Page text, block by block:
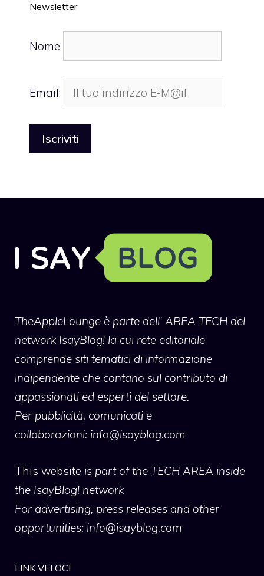
Newsletter
Nome
Email:
TheAppleLounge è parte dell' AREA TECH del
network IsayBlog! la cui rete editoriale
comprende siti tematici di informazione
indipendente che contano sul contributo di
appassionati ed esperti del settore.
Per pubblicità, comunicati e
collaborazioni: info@isayblog.com
This website is part of the TECH AREA inside
the IsayBlog! network
For advertising, press releases and other
opportunities: info@isayblog.com
LINK VELOCI